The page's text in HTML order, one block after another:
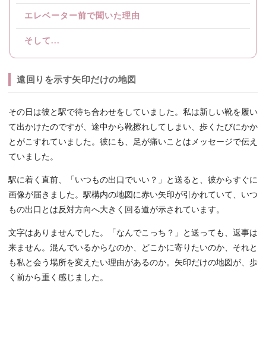
エレベーター前で聞いた理由
そして...
遠回りを示す矢印だけの地図
その日は彼と駅で待ち合わせをしていました。私は新しい靴を履い
て出かけたのですが、途中から靴擦れしてしまい、歩くたびにかか
とがこすれていました。彼にも、足が痛いことはメッセージで伝え
ていました。
駅に着く直前、「いつもの出口でいい？」と送ると、彼からすぐに
画像が届きました。駅構内の地図に赤い矢印が引かれていて、いつ
もの出口とは反対方向へ大きく回る道が示されています。
文字はありませんでした。「なんでこっち？」と送っても、返事は
来ません。混んでいるからなのか、どこかに寄りたいのか、それと
も私と会う場所を変えたい理由があるのか。矢印だけの地図が、歩
く前から重く感じました。